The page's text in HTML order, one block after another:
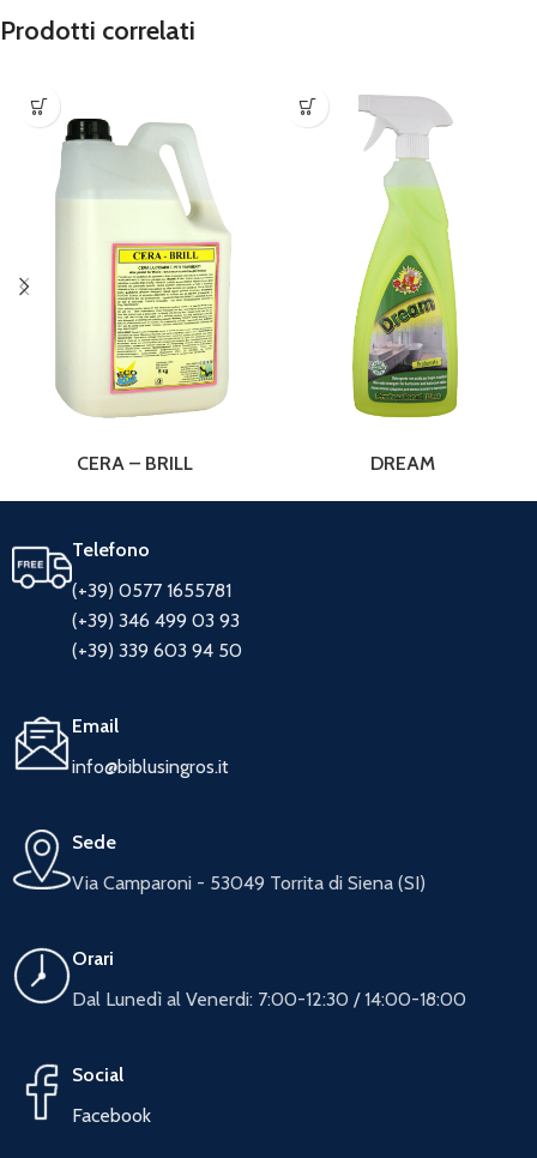
Prodotti correlati
CERA – BRILL DREAM
Telefono
(+39) 0577 1655781
(+39) 346 499 03 93
(+39) 339 603 94 50
Email
info@biblusingros.it
Sede
Via Camparoni - 53049 Torrita di Siena (SI)
Orari
Dal Lunedì al Venerdi: 7:00-12:30 / 14:00-18:00
Social
Facebook